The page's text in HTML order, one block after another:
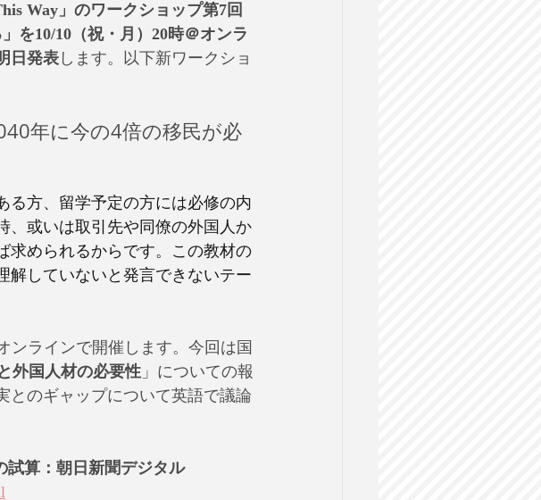
Way」のワークショップ第7回
を10/10（祝・月）20時＠オンラ
日発表します。以下新ワークショ
年に今の4倍の移民が必
る方、留学予定の方には必修の内
、或いは取引先や同僚の外国人か
求められるからです。この教材の
解していないと発言できないテー
ンラインで開催します。今回は国
外国人材の必要性 」についての報
とのギャップについて英語で議論
試算：朝日新聞デジタル